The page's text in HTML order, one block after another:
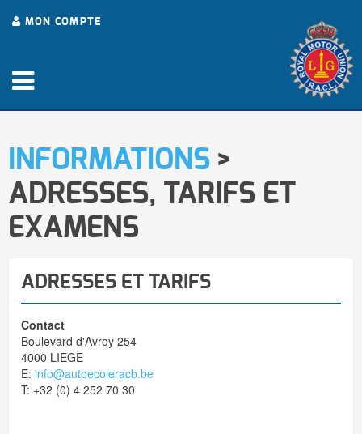
MON COMPTE
INFORMATIONS >
ADRESSES, TARIFS ET
EXAMENS
ADRESSES ET TARIFS
Contact
Boulevard d'Avroy 254
4000 LIEGE
E: info@autoecoleracb.be
T: +32 (0) 4 252 70 30